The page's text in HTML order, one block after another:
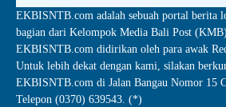
EKBISNTB.com adalah sebuah portal berita
bagian dari Kelompok Media Bali Post
EKBISNTB.com didirikan oleh para awak
Untuk lebih dekat dengan kami, silakan
EKBISNTB.com di Jalan Bangau Nomor 15
Telepon (0370) 639543. (*)